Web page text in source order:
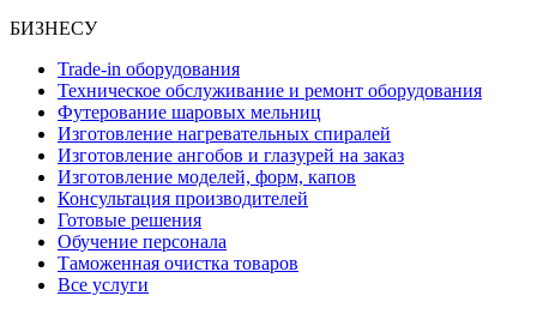
БИЗНЕСУ
Trade-in оборудования
Техническое обслуживание и ремонт оборудования
Футерование шаровых мельниц
Изготовление нагревательных спиралей
Изготовление ангобов и глазурей на заказ
Изготовление моделей, форм, капов
Консультация производителей
Готовые решения
Обучение персонала
Таможенная очистка товаров
Все услуги